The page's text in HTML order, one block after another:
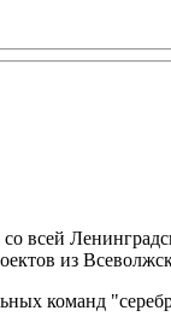
всей
из
команд